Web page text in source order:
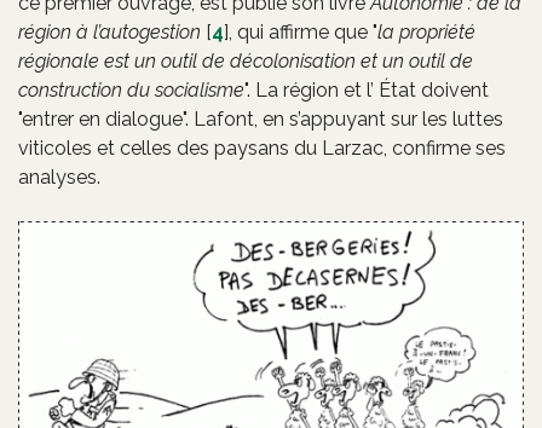
région à l’autogestion [4] , qui affirme que "la propriété
régionale est un outil de décolonisation et un outil de
construction du socialisme". La région et l’ État doivent
"entrer en dialogue". Lafont, en s’appuyant sur les luttes
viticoles et celles des paysans du Larzac, confirme ses
analyses.